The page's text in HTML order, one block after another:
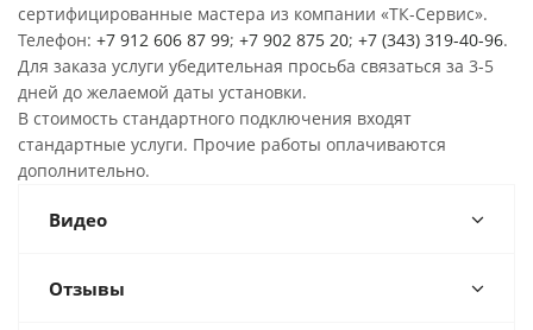
сертифицированные мастера из компании «ТК-Сервис».
Телефон: +7 912 606 87 99; +7 902 875 20; +7 (343) 319-40-96.
Для заказа услуги убедительная просьба связаться за 3-5
дней до желаемой даты установки.
В стоимость стандартного подключения входят
стандартные услуги. Прочие работы оплачиваются
дополнительно.
Видео
Отзывы